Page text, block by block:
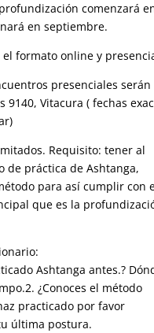
comenzará
en septiembre.
el formato online y
presenciales serán
9140, Vitacura ( fechas
Requisito: tener al
de práctica de Ashtanga,
para así cumplir con
que es la
Ashtanga antes.?
¿Conoces el método
practicado por favor
última postura.